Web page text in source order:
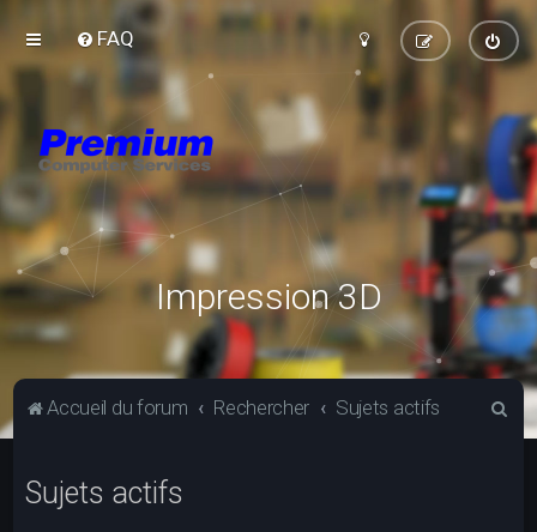
FAQ
Impression 3D
Accueil du forum Rechercher Sujets actifs
Sujets actifs